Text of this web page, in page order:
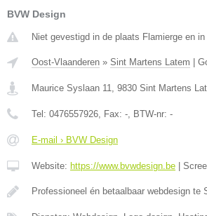
BVW Design
Niet gevestigd in de plaats Flamierge en
Oost-Vlaanderen » Sint Martens Latem |
Maurice Syslaan 11 9830 Sint Martens
Tel: 0476557926 , Fax: - , BTW-nr: -
E-mail › BVW Design
Website: https://www.bvwdesign.be |
Professioneel én betaalbaar webdesign te